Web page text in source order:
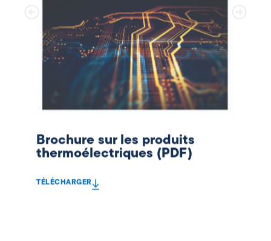
Brochure sur les produits
thermoélectriques (PDF)
TÉLÉCHARGER